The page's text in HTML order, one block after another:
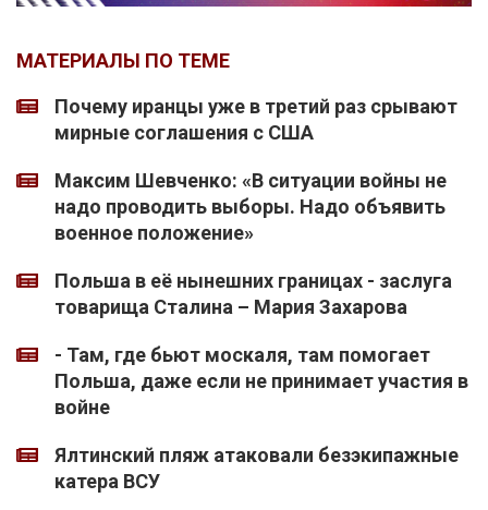
МАТЕРИАЛЫ ПО ТЕМЕ
Почему иранцы уже в третий раз срывают
мирные соглашения с США
Максим Шевченко: «В ситуации войны не
надо проводить выборы. Надо объявить
военное положение»
Польша в её нынешних границах - заслуга
товарища Сталина – Мария Захарова
- Там, где бьют москаля, там помогает
Польша, даже если не принимает участия в
войне
Ялтинский пляж атаковали безэкипажные
катера ВСУ